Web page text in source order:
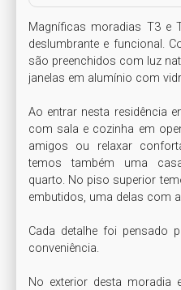
Magníficas moradias T3 e
deslumbrante e funcional.
são preenchidos com luz
janelas em alumínio com
Ao entrar nesta residência
com sala e cozinha em
amigos ou relaxar
temos também uma
quarto. No piso superior
embutidos, uma delas com
Cada detalhe foi pensado
conveniência.
No exterior desta moradia